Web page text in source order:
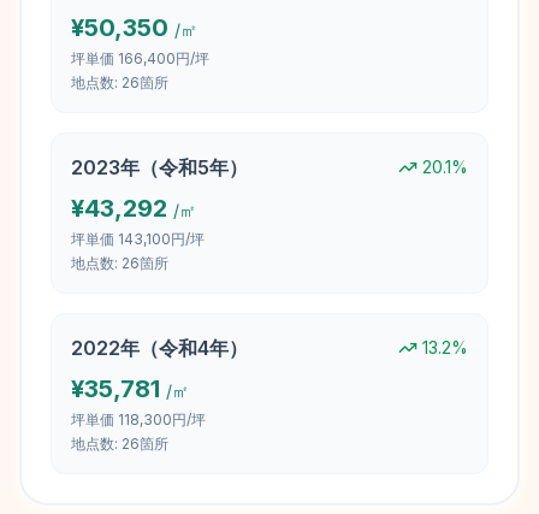
¥50,350 /㎡
坪単価 166,400円/坪
地点数: 26箇所
2023年（令和5年） 20.1%
¥43,292 /㎡
坪単価 143,100円/坪
地点数: 26箇所
2022年（令和4年） 13.2%
¥35,781 /㎡
坪単価 118,300円/坪
地点数: 26箇所